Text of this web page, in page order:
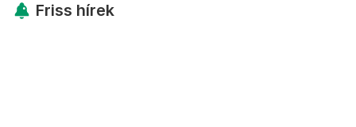
Friss hírek